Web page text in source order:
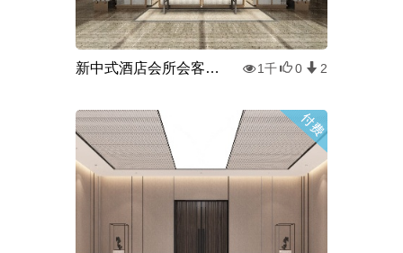
新中式酒店会所会客室3d模型 1千 0 2